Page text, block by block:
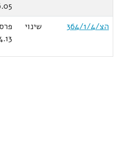
הצ/364/1/4
שינוי